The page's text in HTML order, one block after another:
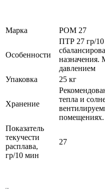
Марка POM 27
Особенности
ПТР 27 гр/
назначения.
давлением
Упаковка
25 кг
Хранение
тепла и
помещениях.
Показатель
текучести
расплава,
гр/10 мин
27